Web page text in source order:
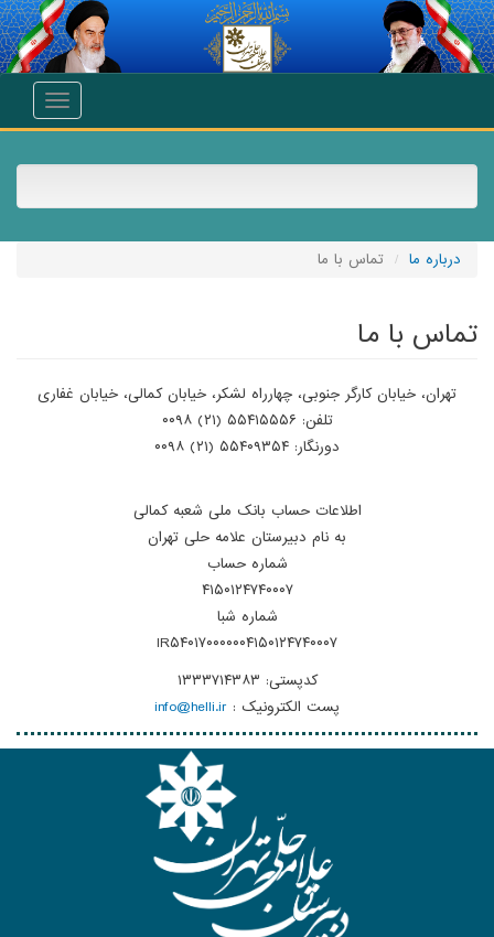
انتقال به محتوای اصلی
Toggle
درباره ما تماس با ما
تماس با ما
تهران، خیابان کارگر جنوبی، چهارراه لشکر، خیابان کمالی، خیابان غفاری
تلفن: ۵۵۴۱۵۵۵۶ (۲۱) ۰۰۹۸
دورنگار: ۵۵۴۰۹۳۵۴ (۲۱) ۰۰۹۸
اطلاعات حساب بانک ملی شعبه کمالی
به نام دبیرستان علامه حلی تهران
شماره حساب
۴۱۵۰۱۲۴۷۴۰۰۰۷
شماره شبا
IR۵۴۰۱۷۰۰۰۰۰۰۴۱۵۰۱۲۴۷۴۰۰۰۷
کدپستی: ۱۳۳۳۷۱۴۳۸۳
پست الکترونیک : info@helli.ir